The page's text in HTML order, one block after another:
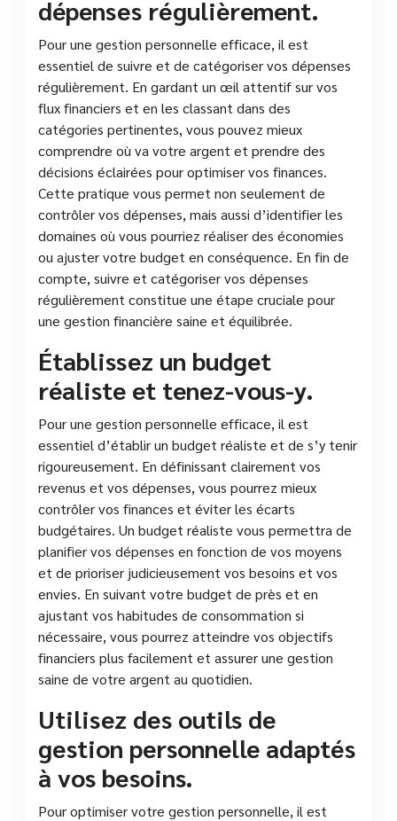
dépenses régulièrement.
Pour une gestion personnelle efficace, il est
essentiel de suivre et de catégoriser vos dépenses
régulièrement. En gardant un œil attentif sur vos
flux financiers et en les classant dans des
catégories pertinentes, vous pouvez mieux
comprendre où va votre argent et prendre des
décisions éclairées pour optimiser vos finances.
Cette pratique vous permet non seulement de
contrôler vos dépenses, mais aussi d’identifier les
domaines où vous pourriez réaliser des économies
ou ajuster votre budget en conséquence. En fin de
compte, suivre et catégoriser vos dépenses
régulièrement constitue une étape cruciale pour
une gestion financière saine et équilibrée.
Établissez un budget
réaliste et tenez-vous-y.
Pour une gestion personnelle efficace, il est
essentiel d’établir un budget réaliste et de s’y tenir
rigoureusement. En définissant clairement vos
revenus et vos dépenses, vous pourrez mieux
contrôler vos finances et éviter les écarts
budgétaires. Un budget réaliste vous permettra de
planifier vos dépenses en fonction de vos moyens
et de prioriser judicieusement vos besoins et vos
envies. En suivant votre budget de près et en
ajustant vos habitudes de consommation si
nécessaire, vous pourrez atteindre vos objectifs
financiers plus facilement et assurer une gestion
saine de votre argent au quotidien.
Utilisez des outils de
gestion personnelle adaptés
à vos besoins.
Pour optimiser votre gestion personnelle, il est